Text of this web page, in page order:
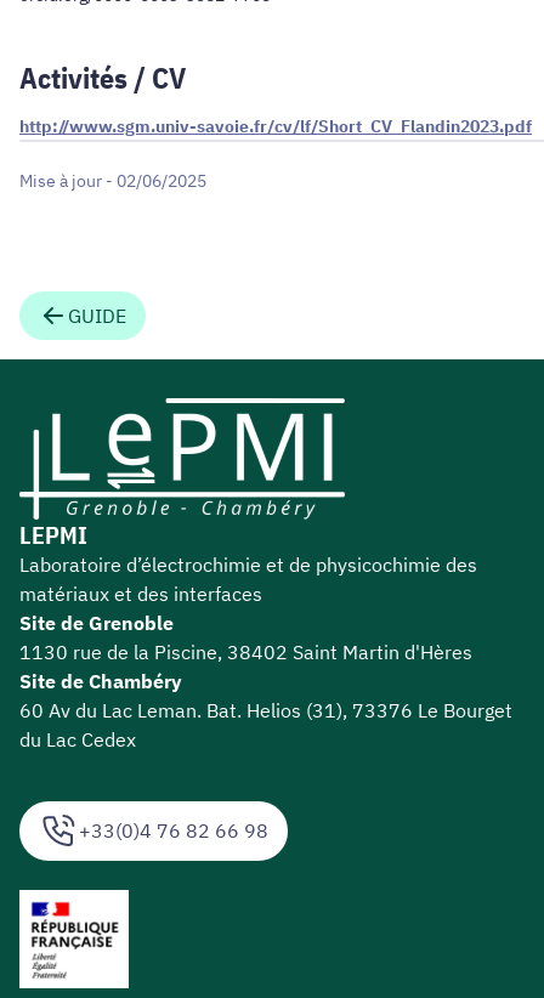
Activités / CV
http://www.sgm.univ-savoie.fr/cv/lf/Short_CV_Flandin2023.pdf
Mise à jour - 02/06/2025
GUIDE
+33(0)4 76 82 66 98
LEPMI
Laboratoire d’électrochimie et de physicochimie des
matériaux et des interfaces
Site de Grenoble
1130 rue de la Piscine, 38402 Saint Martin d'Hères
Site de Chambéry
60 Av du Lac Leman. Bat. Helios (31), 73376 Le Bourget
du Lac Cedex